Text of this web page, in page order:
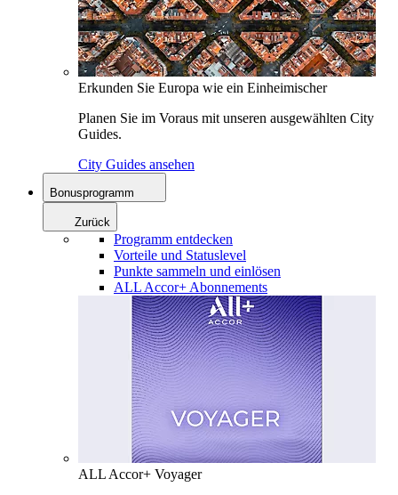
Erkunden Sie Europa wie ein Einheimischer
Planen Sie im Voraus mit unseren ausgewählten City
Guides.
City Guides ansehen
Bonusprogramm
Zurück
Programm entdecken
Vorteile und Statuslevel
Punkte sammeln und einlösen
ALL Accor+ Abonnements
ALL Accor+ Voyager